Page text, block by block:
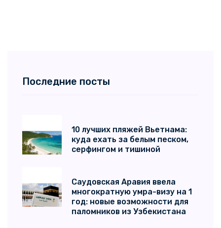
Последние посты
10 лучших пляжей Вьетнама:
куда ехать за белым песком,
серфингом и тишиной
Саудовская Аравия ввела
многократную умра-визу на 1
год: новые возможности для
паломников из Узбекистана